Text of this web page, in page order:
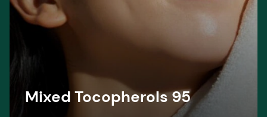
Mixed Tocopherols 95